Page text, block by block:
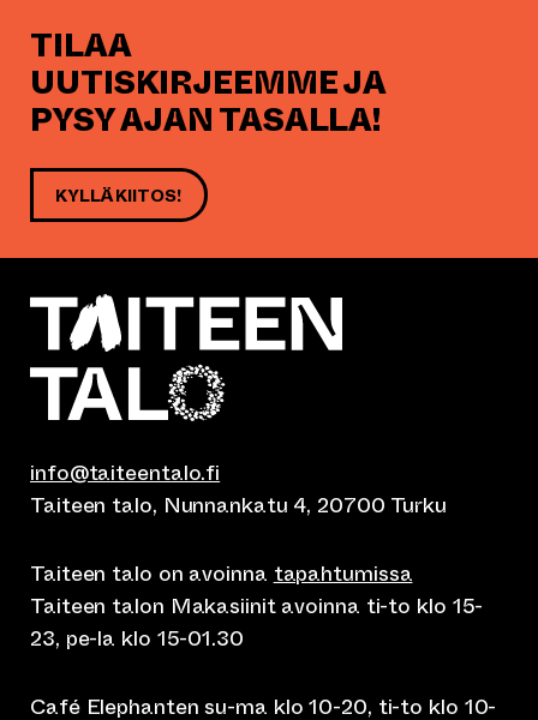
TILAA
UUTISKIRJEEMME JA
PYSY AJAN TASALLA!
KYLLÄ KIITOS!
info@taiteentalo.fi
Taiteen talo, Nunnankatu 4, 20700 Turku
Taiteen talo on avoinna tapahtumissa
Taiteen talon Makasiinit avoinna ti-to klo 15-
23, pe-la klo 15-01.30
Café Elephanten su-ma klo 10-20, ti-to klo 10-